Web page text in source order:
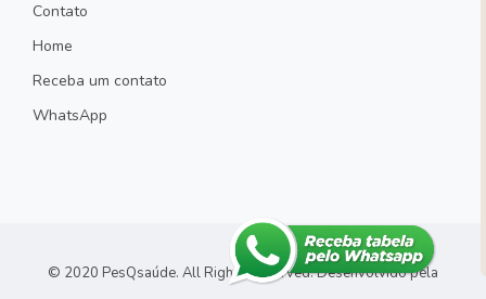
Contato
Home
Receba um contato
WhatsApp
© 2020 PesQsaúde. All Rights Reserved.Desenvolvido pela